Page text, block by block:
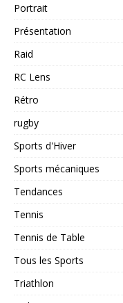
Portrait
Présentation
Raid
RC Lens
Rétro
rugby
Sports d'Hiver
Sports mécaniques
Tendances
Tennis
Tennis de Table
Tous les Sports
Triathlon